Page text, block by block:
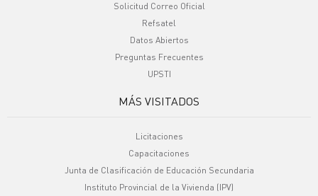
Solicitud Correo Oficial
Refsatel
Datos Abiertos
Preguntas Frecuentes
UPSTI
MÁS VISITADOS
Licitaciones
Capacitaciones
Junta de Clasificación de Educación Secundaria
Instituto Provincial de la Vivienda (IPV)